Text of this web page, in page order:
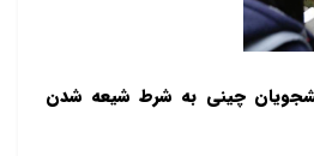
چینی به شرط شیعه شدن